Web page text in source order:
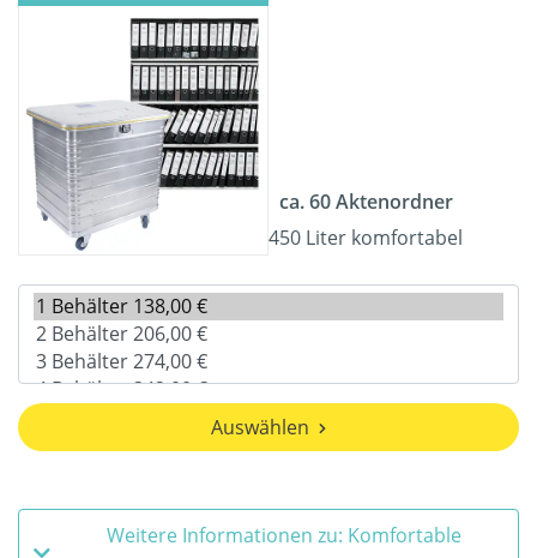
ca. 60 Aktenordner
450 Liter komfortabel
Auswählen
Weitere Informationen zu: Komfortable